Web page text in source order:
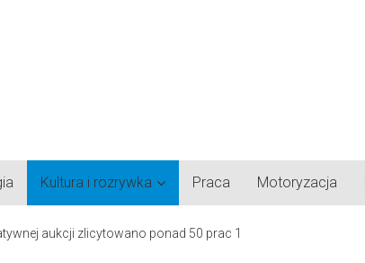
Kultura i rozrywka Praca Motoryzacja